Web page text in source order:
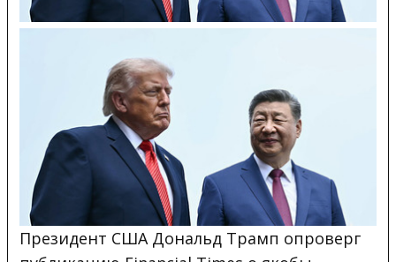
Президент США Дональд Трамп опроверг